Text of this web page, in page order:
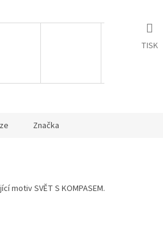
TISK
Značka
motiv SVĚT S KOMPASEM.